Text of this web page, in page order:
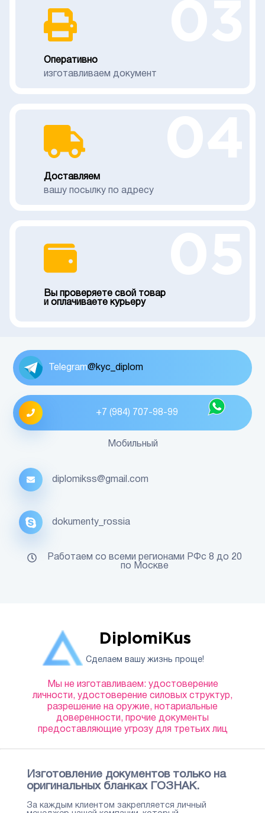
Оперативно
изготавливаем документ
Доставляем
вашу посылку по адресу
Вы проверяете свой товар
и оплачиваете курьеру
DiplomiKus
Сделаем вашу жизнь проще!
Мы не изготавливаем: удостоверение
личности, удостоверение силовых структур,
разрешение на оружие, нотариальные
доверенности, прочие документы
предоставляющие угрозу для третьих лиц
Изготовление документов только на
оригинальных бланках ГОЗНАК.
За каждым клиентом закрепляется личный
Telegram@kyc_diplom
+7 (984) 707-98-99
Мобильный
diplomikss@gmail.com
dokumenty_rossia
Работаем со всеми регионами РФс 8 до 20
по Москве